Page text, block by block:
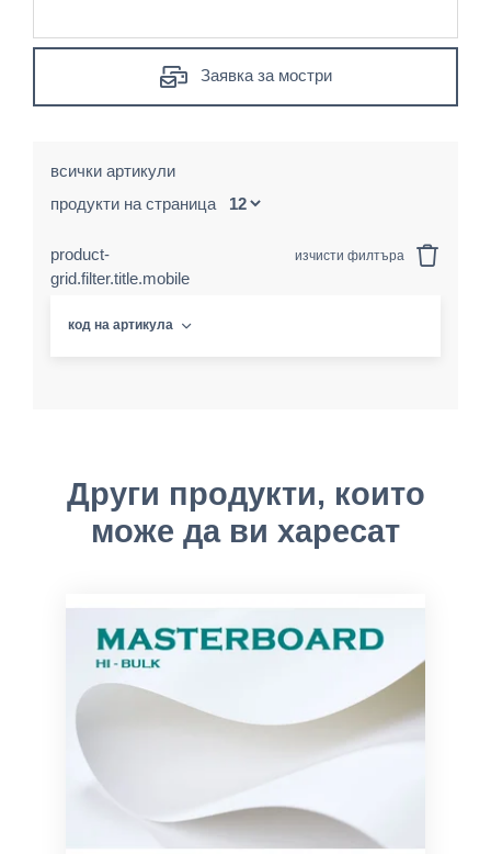
Заявка за мостри
всички артикули
продукти на страница
product-
grid.filter.title.mobile
изчисти филтъра
код на артикула
Други продукти, които
може да ви харесат